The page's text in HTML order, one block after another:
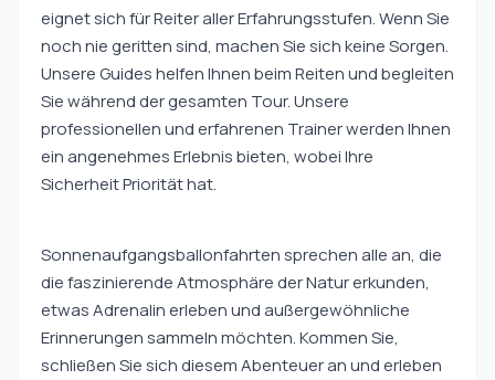
eignet sich für Reiter aller Erfahrungsstufen. Wenn Sie
noch nie geritten sind, machen Sie sich keine Sorgen.
Unsere Guides helfen Ihnen beim Reiten und begleiten
Sie während der gesamten Tour. Unsere
professionellen und erfahrenen Trainer werden Ihnen
ein angenehmes Erlebnis bieten, wobei Ihre
Sicherheit Priorität hat.
Sonnenaufgangsballonfahrten sprechen alle an, die
die faszinierende Atmosphäre der Natur erkunden,
etwas Adrenalin erleben und außergewöhnliche
Erinnerungen sammeln möchten. Kommen Sie,
schließen Sie sich diesem Abenteuer an und erleben